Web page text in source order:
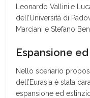
Leonardo Vallini e
dell’Università di
Marciani e Stefano
Espansione
Nello scenario
dell’Eurasia è stata
espansione ed